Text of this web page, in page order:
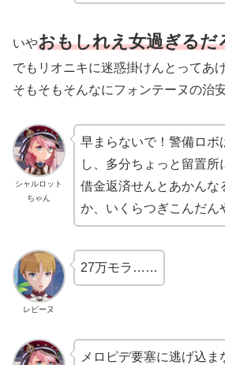
いやおもしれえ女過ぎる
でもリオニキに迷惑掛けんとってあ
そもそもそんなにフォンテーヌの治
シャルロット
ちゃん
早まらないで！警備ロボ
し、多分ちょっと留置
借金返済せんとあかんな
か、いくらつぎこんだん
レピーヌ
27万モラ……
メロピデ要塞に逃げ込ま